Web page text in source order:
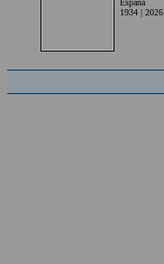
España
1934 | 2026